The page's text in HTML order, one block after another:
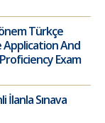
Türkçe
Application And
Exam
İlanla Sınava